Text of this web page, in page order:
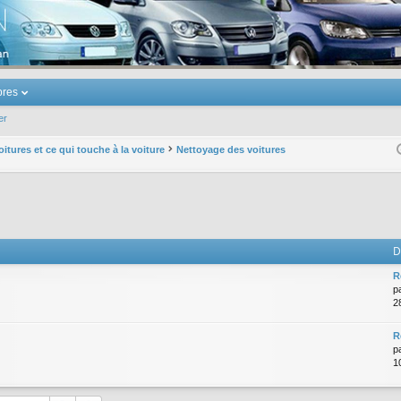
Touran
et ce qui touche à la voiture Nettoyage des voitures